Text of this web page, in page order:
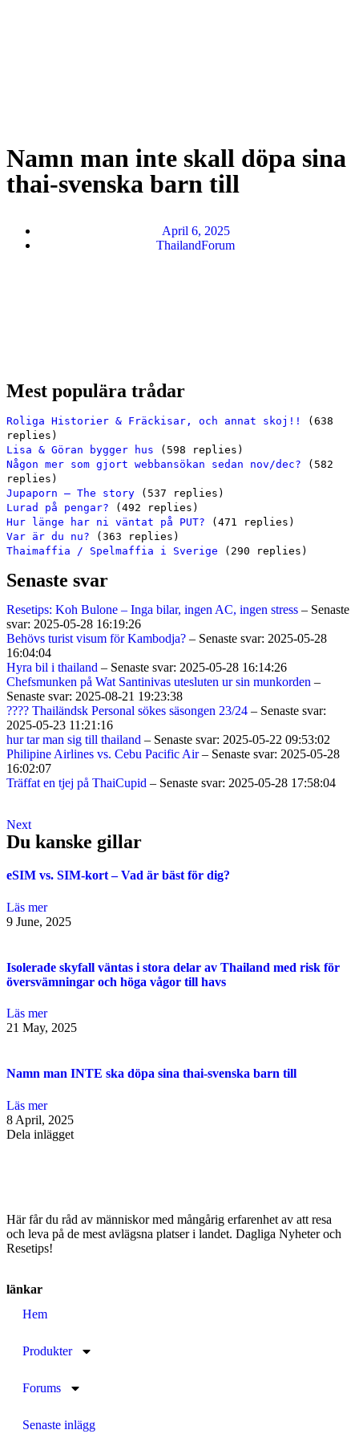
Namn man inte skall döpa sina
thai-svenska barn till
April 6, 2025
ThailandForum
Mest populära trådar
Roliga Historier & Fräckisar, och annat skoj!!
(638
replies)
Lisa & Göran bygger hus (598 replies)
Någon mer som gjort webbansökan sedan nov/dec? (582
replies)
Jupaporn – The story (537 replies)
Lurad på pengar? (492 replies)
Hur länge har ni väntat på PUT? (471 replies)
Var är du nu? (363 replies)
Thaimaffia / Spelmaffia i Sverige (290 replies)
Senaste svar
Resetips: Koh Bulone – Inga bilar, ingen AC, ingen stress – Senaste
svar: 2025-05-28 16:19:26
Behövs turist visum för Kambodja? – Senaste svar: 2025-05-28
16:04:04
Hyra bil i thailand – Senaste svar: 2025-05-28 16:14:26
Chefsmunken på Wat Santinivas utesluten ur sin munkorden –
Senaste svar: 2025-08-21 19:23:38
???? Thailändsk Personal sökes säsongen 23/24 – Senaste svar:
2025-05-23 11:21:16
hur tar man sig till thailand – Senaste svar: 2025-05-22 09:53:02
Philipine Airlines vs. Cebu Pacific Air– Senaste svar: 2025-05-28
16:02:07
Träffat en tjej på ThaiCupid – Senaste svar: 2025-05-28 17:58:04
Next
Du kanske gillar
eSIM vs. SIM-kort – Vad är bäst för dig?
Läs mer
9 June, 2025
Isolerade skyfall väntas i stora delar av Thailand med risk för
översvämningar och höga vågor till havs
Läs mer
21 May, 2025
Namn man INTE ska döpa sina thai-svenska barn till
Läs mer
8 April, 2025
Dela inlägget
Här får du råd av människor med mångårig erfarenhet av att resa
och leva på de mest avlägsna platser i landet. Dagliga Nyheter och
Resetips!
länkar
Hem
Produkter
Forums
Senaste inlägg